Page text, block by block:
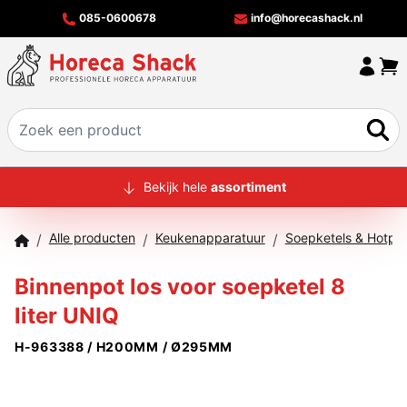
085-0600678 info@horecashack.nl
HOME
MERKEN
CONTACT
Bekijk hele assortiment
/ Alle producten / Keukenapparatuur / Soepketels &
Binnenpot los voor soepketel 8
liter UNIQ
H-963388 / H200MM / Ø295MM